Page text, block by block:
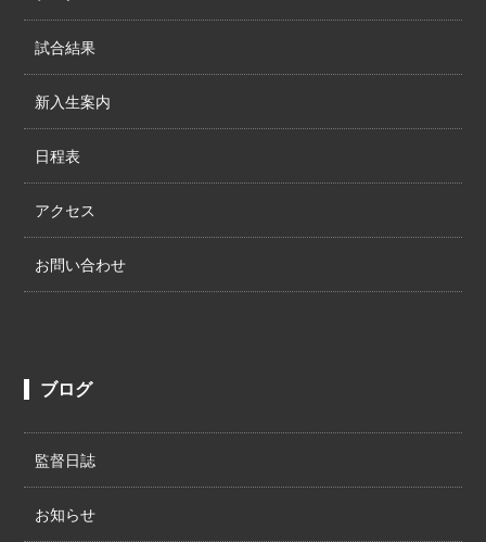
試合結果
新入生案内
日程表
アクセス
お問い合わせ
ブログ
監督日誌
お知らせ